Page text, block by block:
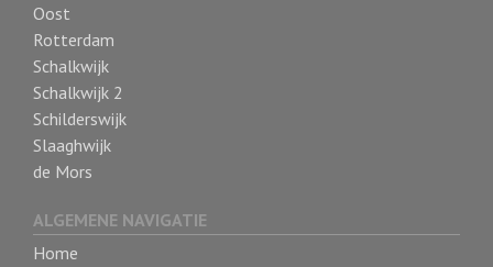
Oost
Rotterdam
Schalkwijk
Schalkwijk 2
Schilderswijk
Slaaghwijk
de Mors
ALGEMENE NAVIGATIE
Home